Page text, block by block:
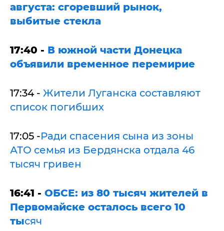
августа: сгоревший рынок,
выбитые стекла
17:40 - В южной части Донецка
объявили временное перемирие
17:34 - Жители Луганска составляют
список погибших
17:05 -Ради спасения сына из зоны
АТО семья из Бердянска отдала 46
тысяч гривен
16:41 - ОБСЕ: из 80 тысяч жителей в
Первомайске осталось всего 10
тысяч